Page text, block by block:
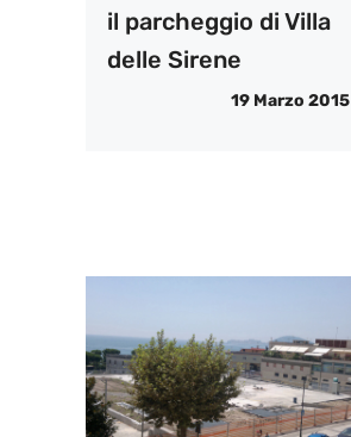
il parcheggio di Villa
delle Sirene
19 Marzo 2015